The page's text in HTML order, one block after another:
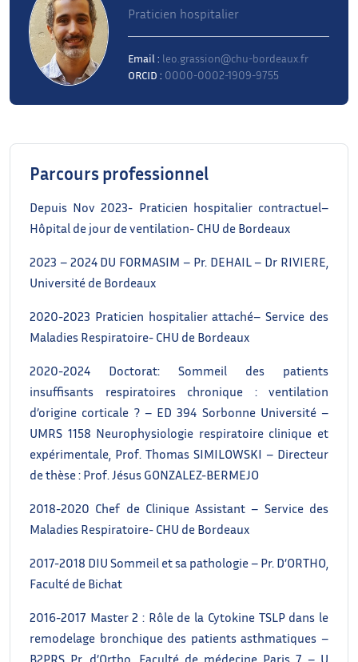
Praticien hospitalier
Email : leo.grassion@chu-bordeaux.fr
ORCID : 0000-0002-1909-9755
Parcours professionnel
Depuis Nov 2023- Praticien hospitalier contractuel–
Hôpital de jour de ventilation- CHU de Bordeaux
2023 – 2024 DU FORMASIM – Pr. DEHAIL – Dr RIVIERE,
Université de Bordeaux
2020-2023 Praticien hospitalier attaché– Service des
Maladies Respiratoire- CHU de Bordeaux
2020-2024 Doctorat: Sommeil des patients
insuffisants respiratoires chronique : ventilation
d’origine corticale ? – ED 394 Sorbonne Université –
UMRS 1158 Neurophysiologie respiratoire clinique et
expérimentale, Prof. Thomas SIMILOWSKI – Directeur
de thèse : Prof. Jésus GONZALEZ-BERMEJO
2018-2020 Chef de Clinique Assistant – Service des
Maladies Respiratoire- CHU de Bordeaux
2017-2018 DIU Sommeil et sa pathologie – Pr. D’ORTHO,
Faculté de Bichat
2016-2017 Master 2 : Rôle de la Cytokine TSLP dans le
remodelage bronchique des patients asthmatiques –
B2PRS Pr. d’Ortho, Faculté de médecine Paris 7 – U